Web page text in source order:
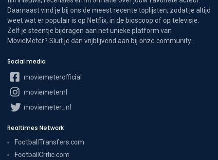
Daarnaast vind je bij ons de meest recente toplijsten, zodat je altijd
weet wat er populair is op Netflix, in de bioscoop of op televisie.
Zelf je steentje bijdragen aan het unieke platform van
MovieMeter? Sluit je dan vrijblijvend aan bij onze community.
Social media
moviemeterofficial
moviemeternl
moviemeter_nl
Realtimes Network
FootballTransfers.com
FootballCritic.com